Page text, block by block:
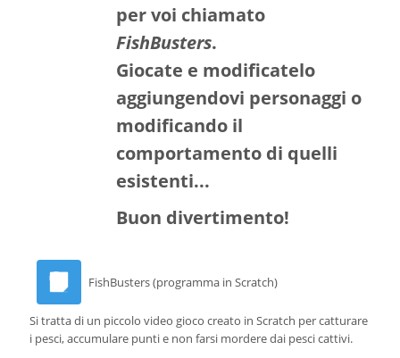
per voi chiamato
FishBusters.
Giocate e modificatelo
aggiungendovi personaggi o
modificando il
comportamento di quelli
esistenti...
Buon divertimento!
FishBusters (programma in Scratch)
Si tratta di un piccolo video gioco creato in Scratch per catturare
i pesci, accumulare punti e non farsi mordere dai pesci cattivi.